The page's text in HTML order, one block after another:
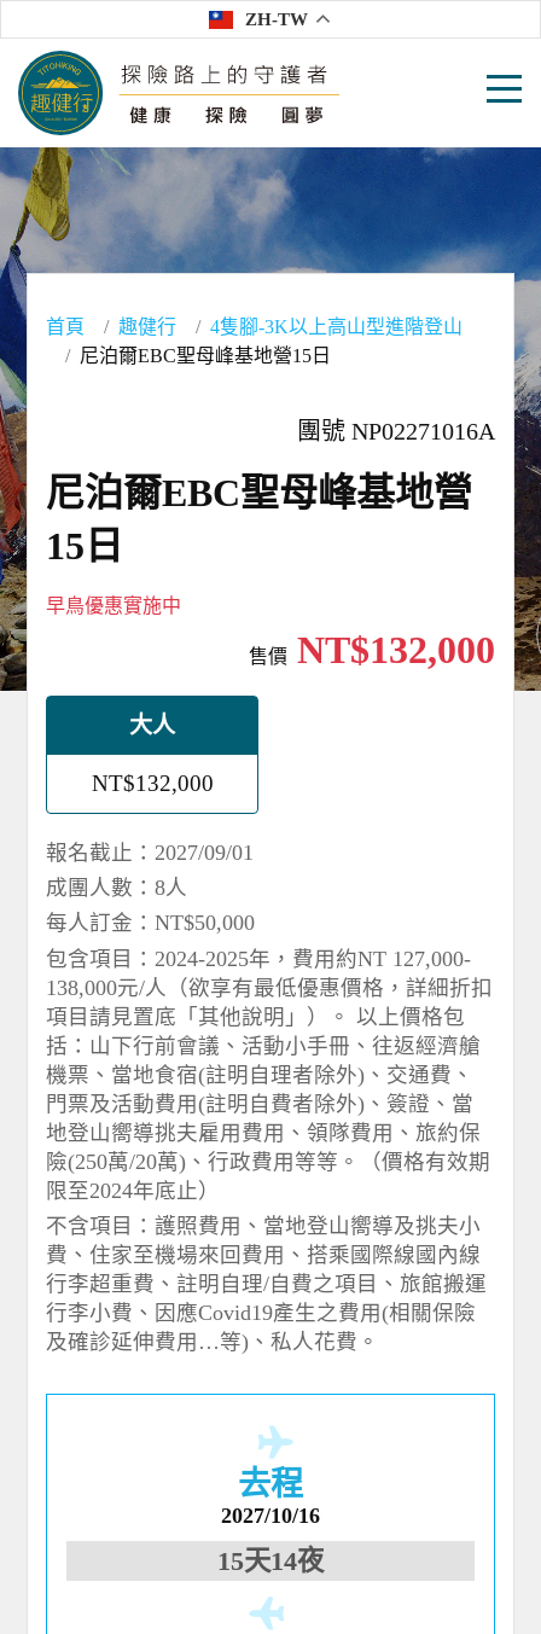
ZH-TW
首頁 趣健行
4隻腳-3K以上高山型進階登山
尼泊爾EBC聖母峰基地營15日
團號 NP02271016A
尼泊爾EBC聖母峰基地營
15日
早鳥優惠實施中
售價NT$132,000
大人
NT$132,000
報名截止：2027/09/01
成團人數：8人
每人訂金：NT$50,000
包含項目：2024-2025年，費用約NT 127,000-
138,000元/人（欲享有最低優惠價格，詳細折扣
項目請見置底「其他說明」）。 以上價格包
括：山下行前會議、活動小手冊、往返經濟艙
機票、當地食宿(註明自理者除外)、交通費、
門票及活動費用(註明自費者除外)、簽證、當
地登山嚮導挑夫雇用費用、領隊費用、旅約保
險(250萬/20萬)、行政費用等等。（價格有效期
限至2024年底止）
不含項目：護照費用、當地登山嚮導及挑夫小
費、住家至機場來回費用、搭乘國際線國內線
行李超重費、註明自理/自費之項目、旅館搬運
行李小費、因應Covid19產生之費用(相關保險
及確診延伸費用…等)、私人花費。
去程
2027/10/16
15天14夜